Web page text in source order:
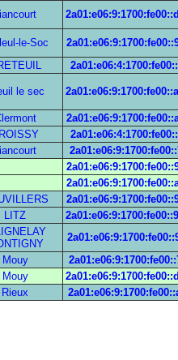
le-Soc
le sec
LITZ
Mouy
Mouy
Rieux